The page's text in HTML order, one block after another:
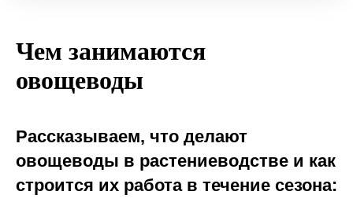
Чем занимаются
овощеводы
Рассказываем, что делают
овощеводы в растениеводстве и как
строится их работа в течение сезона: